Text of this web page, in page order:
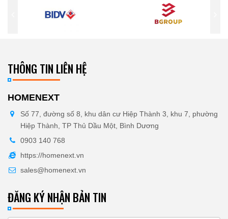
THÔNG TIN LIÊN HỆ
HOMENEXT
Số 77, đường số 8, khu dân cư Hiệp Thành 3, khu 7, phường
Hiệp Thành, TP Thủ Dầu Một, Bình Dương
0903 140 768
https://homenext.vn
sales@homenext.vn
ĐĂNG KÝ NHẬN BẢN TIN